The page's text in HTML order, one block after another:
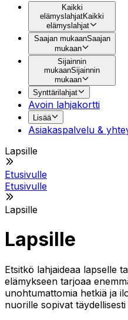
Kaikki
elämyslahjatKaikki
elämyslahjat
Saajan mukaanSaajan
mukaan
Sijainnin
mukaanSijainnin
mukaan
Synttärilahjat
Avoin lahjakortti
Lisää
Asiakaspalvelu &
Lapsille
Etusivulle
Etusivulle
Lapsille
Lapsille
Etsitkö lahjaideaa lapselle
elämykseen tarjoaa
unohtumattomia hetkiä ja
nuorille sopivat